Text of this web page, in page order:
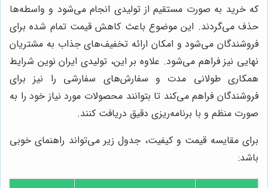
که خرید به صورت مستقیم از تولیدی انجام می‌شود و واسطه‌ها
حذف می‌گردند. این موضوع باعث کاهش قیمت تمام شده برای
فروشندگان می‌شود و امکان ارائه تخفیف‌های جذاب به مشتریان
نهایی نیز فراهم می‌شود. علاوه بر این، تولیدی ایران نوین شرایط
همکاری طولانی مدت و سفارش‌های سفارشی را نیز برای
فروشندگان فراهم می‌کند تا بتوانند محصولات مورد نیاز خود را به
صورت منظم و با برنامه‌ریزی دقیق دریافت کنند.
برای مقایسه قیمت و کیفیت، جدول زیر می‌تواند راهنمای خوبی
باشد: